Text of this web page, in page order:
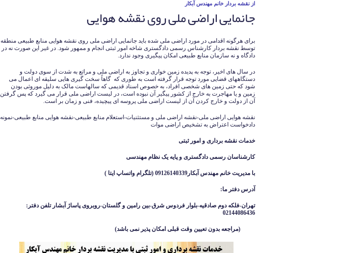
نوشته‌شده
از نقشه بردار خانم مهندس آبکار
جانمایی اراضی ملی روی نقشه هوایی
برای هرگونه اقدامی در مورد اراضی ملی شده باید جانمایی اراضی ملی روی نقشه هوایی منابع طبیعی منطقه
توسط نقشه بردار کارشناس رسمی دادگستری شاخه امور ثبتی انجام و ممهور شود. در غیر این صورت نه در
دادگاه و نه سازمان منابع طبیعی امکان پیگیری وجود ندارد.
در سال های اخیر، توجه به پدیده زمین خواری و تجاوز به اراضی ملی و مراتع به شدت از سوی دولت و
دستگاههای قضایی مورد توجه قرار گرفته است به طوری که گاهاً سخت گیری هایی سلیقه ای اعمال می
شود که حتی زمین های شخصی افراد، به خصوص اسناد قدیمی که سالهاست مالک به دلیل موروثی بودن
زمین و یا مهاجرت به خارج از کشور پیگیر آن نبوده است، در لیست اراضی ملی قرار می گیرد که پس گرفتن
آن از دولت و خارج کردن آن از لیست اراضی ملی پروسه ای پیچیده، فنی و زمان بر است.
نقشه هوایی اراضی ملی-نقشه اراضی ملی و مستثنیات-استعلام منابع طبیعی-نقشه هوایی منابع طبیعی-نمونه
دادخواست اعتراض به تشخیص اراضی موات
خدمات نقشه برداری و امور ثبتی
کارشناسان رسمی دادگستری و پایه یک نظام مهندسی
با مدیریت خانم مهندس آبکار09126140339 (تلگرام واتساپ ایتا )
آدرس دفتر ما:
تهران-فلکه دوم صادقیه-بلوار فردوس شرق-بین رامین و گلستان-روبروی پاساژ آبشار تلفن دفتر:
02144086436
(مراجعه بدون تعیین وقت قبلی امکان پذیر نمی باشد)